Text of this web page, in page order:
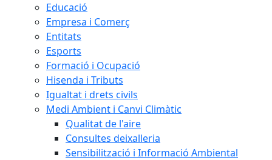
Educació
Empresa i Comerç
Entitats
Esports
Formació i Ocupació
Hisenda i Tributs
Igualtat i drets civils
Medi Ambient i Canvi Climàtic
Qualitat de l'aire
Consultes deixalleria
Sensibilització i Informació Ambiental